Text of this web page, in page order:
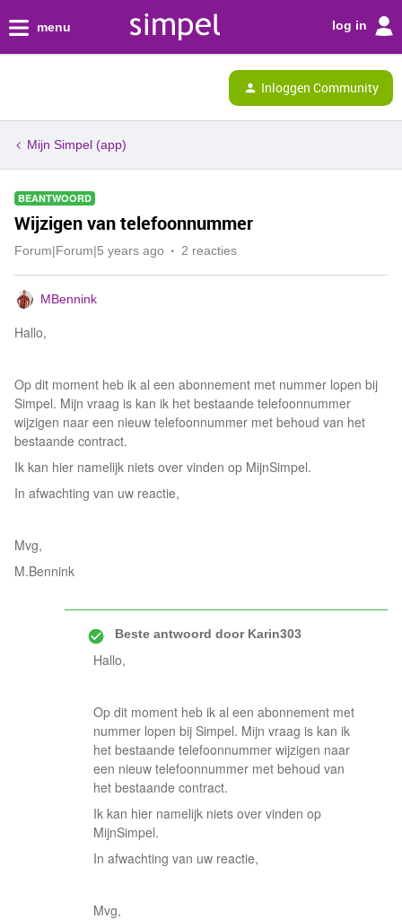
menu log in
Inloggen Community
Mijn Simpel (app)
BEANTWOORD
Wijzigen van telefoonnummer
Forum|Forum|5 years ago 2 reacties
MBennink
Hallo,
Op dit moment heb ik al een abonnement met nummer lopen bij
Simpel. Mijn vraag is kan ik het bestaande telefoonnummer
wijzigen naar een nieuw telefoonnummer met behoud van het
bestaande contract.
Ik kan hier namelijk niets over vinden op MijnSimpel.
In afwachting van uw reactie,
Mvg,
M.Bennink
Beste antwoord doorKarin303
Hallo,
Op dit moment heb ik al een abonnement met
nummer lopen bij Simpel. Mijn vraag is kan ik
het bestaande telefoonnummer wijzigen naar
een nieuw telefoonnummer met behoud van
het bestaande contract.
Ik kan hier namelijk niets over vinden op
MijnSimpel.
In afwachting van uw reactie,
Mvg,